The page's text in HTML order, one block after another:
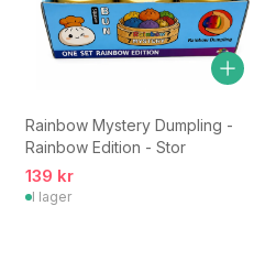
Rainbow Mystery Dumpling -
Rainbow Edition - Stor
139 kr
I lager